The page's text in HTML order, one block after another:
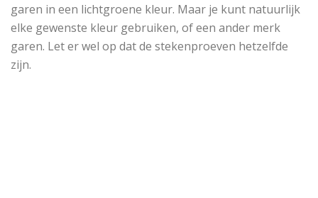
garen in een lichtgroene kleur. Maar je kunt natuurlijk
elke gewenste kleur gebruiken, of een ander merk
garen. Let er wel op dat de stekenproeven hetzelfde
zijn.